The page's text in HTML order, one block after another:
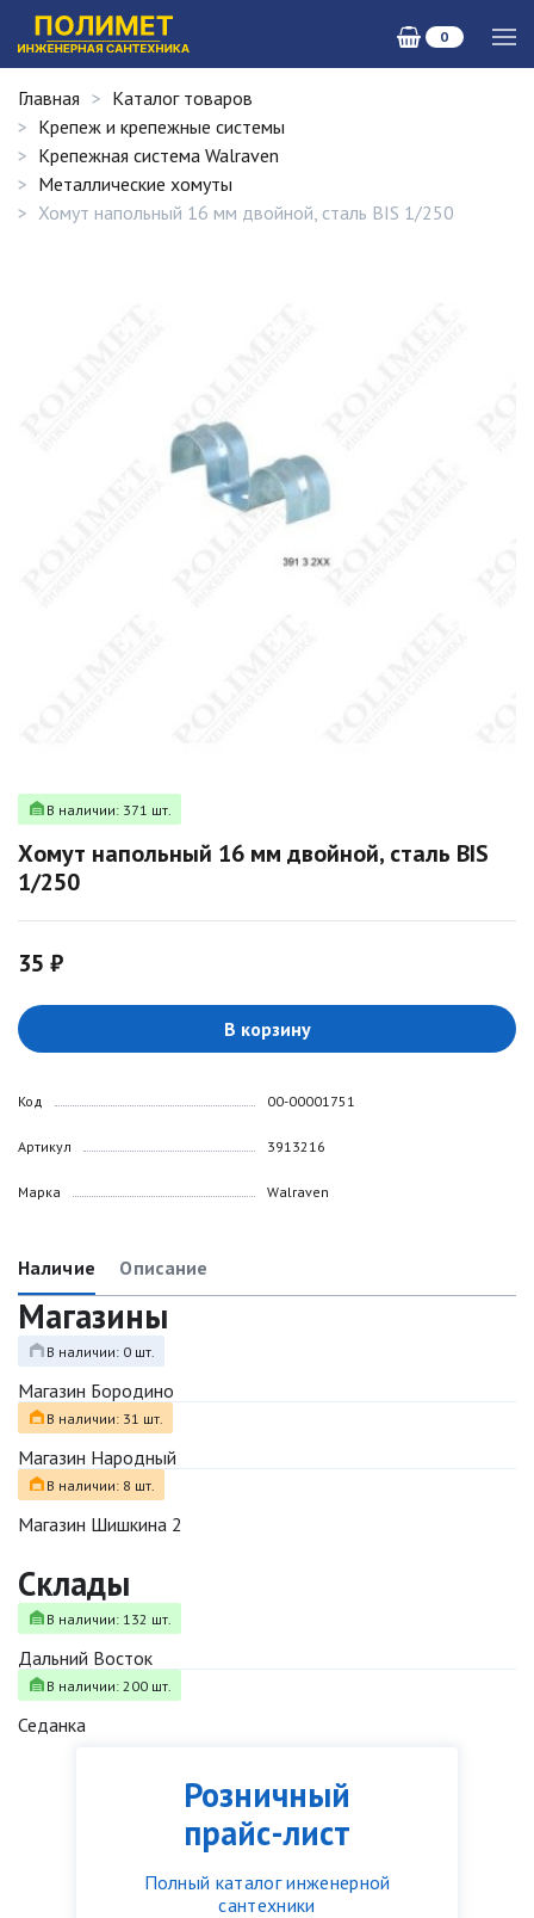
0
Розничный
прайс-лист
Полный каталог инженерной
сантехники
Главная
Каталог товаров
Крепеж и крепежные системы
Крепежная система Walraven
Металлические хомуты
Хомут напольный 16 мм двойной, сталь BIS 1/250
В наличии: 371 шт.
Хомут напольный 16 мм двойной, сталь BIS
1/250
35 ₽
В корзину
Код
Артикул
Марка
00-00001751
3913216
Walraven
Наличие Описание
Магазины
В наличии: 0 шт.
Магазин Бородино
В наличии: 31 шт.
Магазин Народный
В наличии: 8 шт.
Магазин Шишкина 2
Склады
В наличии: 132 шт.
Дальний Восток
В наличии: 200 шт.
Седанка